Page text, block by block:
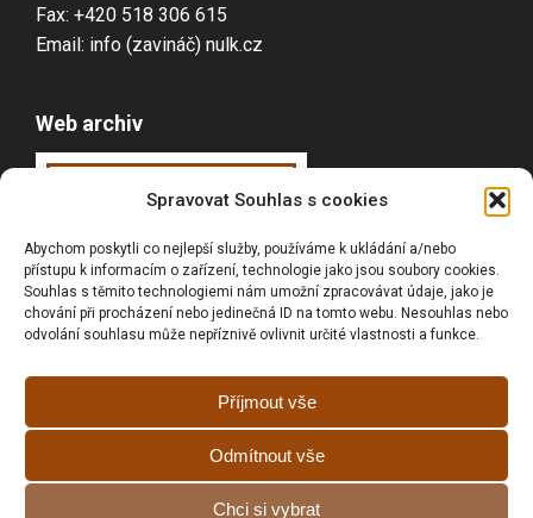
Spravovat Souhlas s cookies
Abychom poskytli co nejlepší služby, používáme k ukládání a/nebo
přístupu k informacím o zařízení, technologie jako jsou soubory cookies.
Souhlas s těmito technologiemi nám umožní zpracovávat údaje, jako je
chování při procházení nebo jedinečná ID na tomto webu. Nesouhlas nebo
odvolání souhlasu může nepříznivě ovlivnit určité vlastnosti a funkce.
Příjmout vše
Odmítnout vše
Chci si vybrat
Fax: +420 518 306 615
Email: info (zavináč) nulk.cz
Web archiv
Webarchivováno
ČR
Vyhledávání
Prohlášní o přístupnosti